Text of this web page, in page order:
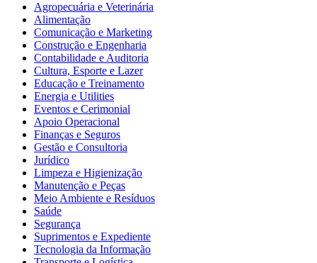
Agropecuária e Veterinária
Alimentação
Comunicação e Marketing
Construção e Engenharia
Contabilidade e Auditoria
Cultura, Esporte e Lazer
Educação e Treinamento
Energia e Utilities
Eventos e Cerimonial
Apoio Operacional
Finanças e Seguros
Gestão e Consultoria
Jurídico
Limpeza e Higienização
Manutenção e Peças
Meio Ambiente e Resíduos
Saúde
Segurança
Suprimentos e Expediente
Tecnologia da Informação